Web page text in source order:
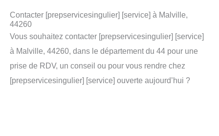
Contacter [prepservicesingulier] [service] à Malville,
44260
Vous souhaitez contacter [prepservicesingulier] [service]
à Malville, 44260, dans le département du 44 pour une
prise de RDV, un conseil ou pour vous rendre chez
[prepservicesingulier] [service] ouverte aujourd’hui ?